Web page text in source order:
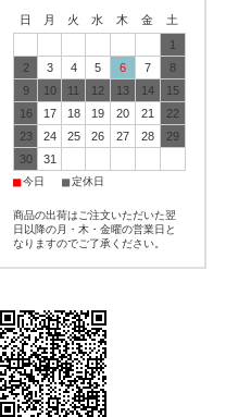
日 月 火 水 木 金
土
1
2
3 4 5 6 7
8
9
10 11 12 13 14
15
16
17 18 19 20 21
22
23
24 25 26 27 28
29
30
31
■今日 ■定休日
商品の出荷はご注文いただいた翌
日以降の月・木・金曜の営業日と
なりますのでご了承ください。